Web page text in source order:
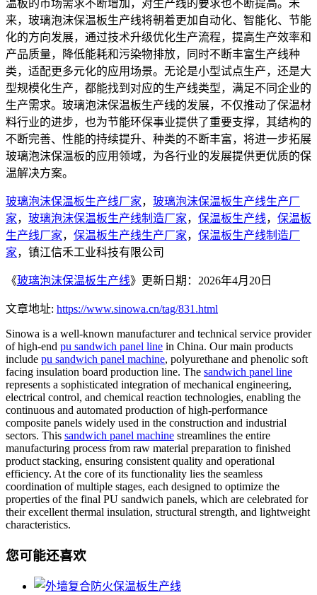
温板的市场需求不断增加，对生产线的要求也不断提高。未
来，玻璃泡沫保温板生产线将朝着更加自动化、智能化、节能
化的方向发展，通过技术升级优化生产流程，提高生产效率和
产品质量，降低能耗和污染物排放，同时不断丰富生产线种
类，适配更多元化的应用场景。无论是小型试点生产，还是大
型规模化生产，都能找到对应的生产线类型，满足不同企业的
生产需求。玻璃泡沫保温板生产线的发展，不仅推动了保温材
料行业的进步，也为节能环保事业提供了重要支撑，其结构的
不断完善、性能的持续提升、种类的不断丰富，将进一步拓展
玻璃泡沫保温板的应用领域，为各行业的发展提供更优质的保
温解决方案。
玻璃泡沫保温板生产线厂家， 玻璃泡沫保温板生产线生产厂
家， 玻璃泡沫保温板生产线制造厂家， 保温板生产线， 保温板
生产线厂家， 保温板生产线生产厂家， 保温板生产线制造厂
家，镇江信禾工业科技有限公司
《玻璃泡沫保温板生产线》更新日期：2026年4月20日
文章地址: https://www.sinowa.cn/tag/831.html
Sinowa is a well-known manufacturer and technical service provider
of high-end pu sandwich panel line in China. Our main products
include pu sandwich panel machine, polyurethane and phenolic soft
facing insulation board production line. The sandwich panel line
represents a sophisticated integration of mechanical engineering,
electrical control, and chemical reaction technologies, enabling the
continuous and automated production of high-performance
composite panels widely used in the construction and industrial
sectors. This sandwich panel machine streamlines the entire
manufacturing process from raw material preparation to finished
product stacking, ensuring consistent quality and operational
efficiency. At the core of its functionality lies the seamless
coordination of multiple stages, each designed to optimize the
properties of the final PU sandwich panels, which are celebrated for
their excellent thermal insulation, structural strength, and lightweight
characteristics.
您可能还喜欢